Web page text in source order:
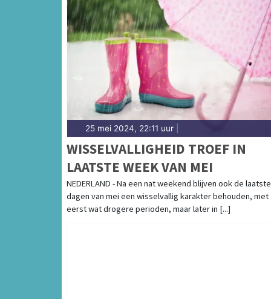
25 mei 2024, 22:11 uur
WISSELVALLIGHEID TROEF IN
LAATSTE WEEK VAN MEI
NEDERLAND - Na een nat weekend blijven ook de laatste
dagen van mei een wisselvallig karakter behouden, met
eerst wat drogere perioden, maar later in [...]